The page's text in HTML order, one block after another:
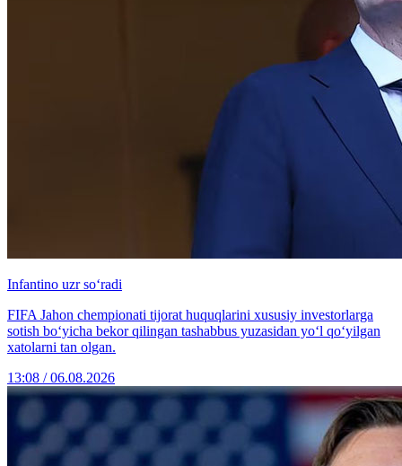
Infantino uzr so‘radi
FIFA Jahon chempionati tijorat huquqlarini xususiy investorlarga
sotish bo‘yicha bekor qilingan tashabbus yuzasidan yo‘l qo‘yilgan
xatolarni tan olgan.
13:08 / 06.08.2026